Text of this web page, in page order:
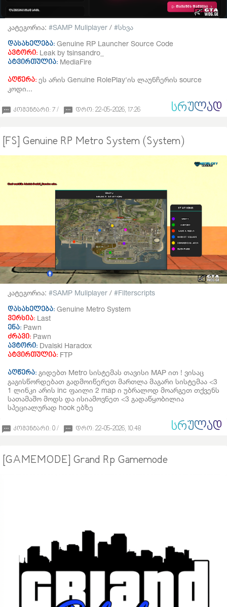
კატეგორია: SAMP Muliplayer /
სხვა
დასახელება: Genuine RP Launcher Source Code
ავტორი: Leak by tsinsandro_
ატვირთულია: MediaFire
აღწერა: ეს არის Genuine RolePlay'ის ლაუნჩერის source
კოდი...
კომენტარი: 7 / დრო: 22-05-2026, 17:26 ᲡᲠᲣᲚᲐᲓ
[FS] Genuine RP Metro System (System)
კატეგორია: SAMP Muliplayer /
Filterscripts
დასახელება: Genuine Metro System
ვერსია: Last
ენა: Pawn
ძრავი: Pawn
ავტორი: Dvalski Haradox
ატვირთულია: FTP
აღწერა: გიდებთ Metro სისტემას თავისი MAP ით ! ვისაც
გაგისწორდებათ გადმოიწერეთ მართლა მაგარი სისტემაა <3
1 ლინკი არის inc ფაილი 2 map ი უბრალოდ მოარგეთ თქვენს
სათამაშო მოდს და ისიამოვნეთ <3 გადაწყობილია
სპეციალურად hook ებზე
კომენტარი: 0 / დრო: 22-05-2026, 10:48 ᲡᲠᲣᲚᲐᲓ
[GAMEMODE] Grand Rp Gamemode